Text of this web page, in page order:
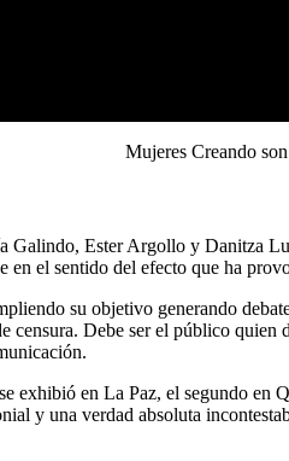
Mujeres Creando
Ester Argollo y Danitza
en el sentido del efecto que ha
su objetivo generando
censura. Debe ser el público
exhibió en La Paz, el segundo
y una verdad absoluta